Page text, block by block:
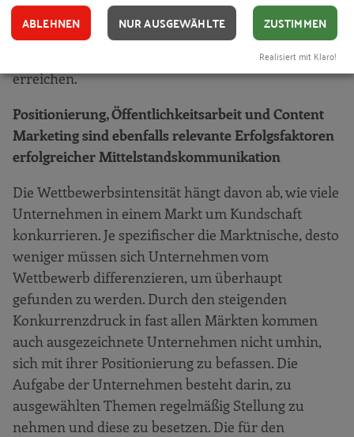
das Internet kommen ständig neue
Kommunikationskanäle und -plattformen hinzu,
um bestimmte Ziel- und Nutzungsgruppen zu
erreichen.
Positionierung, Öffentlichkeitsarbeit und Content
Marketing sind ebenfalls relevante Erfolgsfaktoren
erfolgreicher Mittelstandskommunikation
Die Wettbewerbsintensität hängt davon ab, wie viele
Unternehmen in einem Markt um Kundschaft
konkurrieren. Je spezifischer die Marktnische, desto
weniger müssen sich Unternehmen vom
Wettbewerb differenzieren, um überhaupt
gefunden zu werden. Durch den steigenden
Konkurrenzdruck in fast allen Märkten kommen
auch ausgezeichnete Unternehmen nicht umhin,
sich mit ihrer Positionierung zu befassen. Die
Aufgabe der Unternehmen besteht darin, zu
ausgewählten Themen regelmäßig Stellung zu
nehmen und diese zu besetzen. Die für den
ABLEHNEN NUR AUSGEWÄHLTE ZUSTIMMEN
Realisiert mit Klaro!